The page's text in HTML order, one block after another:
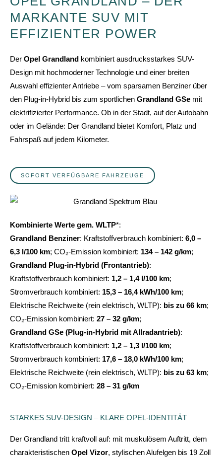
MARKANTE SUV MIT
EFFIZIENTER POWER
Der Opel Grandland kombiniert ausdrucksstarkes SUV-
Design mit hochmoderner Technologie und einer breiten
Auswahl effizienter Antriebe – vom sparsamen Benziner über
den Plug-in-Hybrid bis zum sportlichen Grandland GSe mit
elektrifizierter Performance. Ob in der Stadt, auf der Autobahn
oder im Gelände: Der Grandland bietet Komfort, Platz und
Fahrspaß auf jedem Kilometer.
SOFORT VERFÜGBARE FAHRZEUGE
Kombinierte Werte gem. WLTP*:
Grandland Benziner: Kraftstoffverbrauch kombiniert: 6,0 –
6,3 l/100 km; CO₂-Emission kombiniert: 134 – 142 g/km;
Grandland Plug-in-Hybrid (Frontantrieb):
Kraftstoffverbrauch kombiniert: 1,2 – 1,4 l/100 km;
Stromverbrauch kombiniert: 15,3 – 16,4 kWh/100 km;
Elektrische Reichweite (rein elektrisch, WLTP): bis zu 66 km;
CO₂-Emission kombiniert: 27 – 32 g/km;
Grandland GSe (Plug-in-Hybrid mit Allradantrieb):
Kraftstoffverbrauch kombiniert: 1,2 – 1,3 l/100 km;
Stromverbrauch kombiniert: 17,6 – 18,0 kWh/100 km;
Elektrische Reichweite (rein elektrisch, WLTP): bis zu 63 km;
CO₂-Emission kombiniert: 28 – 31 g/km
STARKES SUV-DESIGN – KLARE OPEL-IDENTITÄT
Der Grandland tritt kraftvoll auf: mit muskulösem Auftritt, dem
charakteristischen Opel Vizor, stylischen Alufelgen bis 19 Zoll